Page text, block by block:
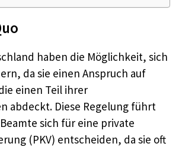
haben die Möglichkeit, sich
da sie einen Anspruch auf
einen Teil ihrer
abdeckt. Diese Regelung führt
sich für eine private
(PKV) entscheiden, da sie oft